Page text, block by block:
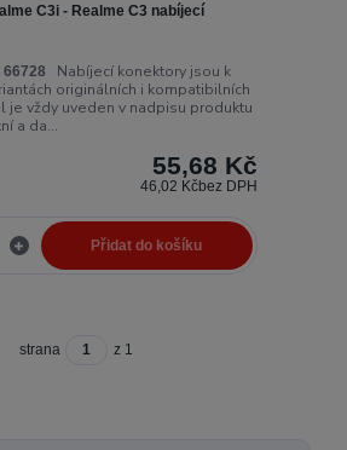
C3i - Realme C3 nabíjecí
66728
Nabíjecí konektory jsou k
originálních i kompatibilních
je vždy uveden v nadpisu produktu
a da...
55,68 Kč
46,02 Kčbez DPH
Přidat do košíku
strana z 1